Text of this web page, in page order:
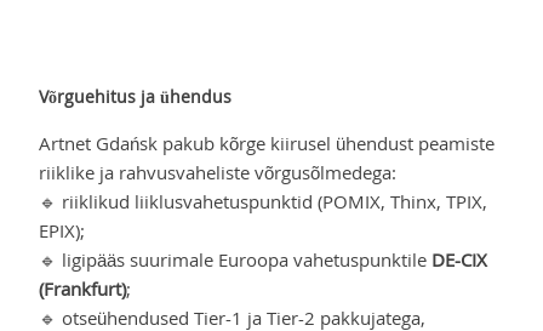
Võrguehitus ja ühendus
Artnet Gdańsk pakub kõrge kiirusel ühendust peamiste
riiklike ja rahvusvaheliste võrgusõlmedega:
🔹 riiklikud liiklusvahetuspunktid (POMIX, Thinx, TPIX,
EPIX);
🔹 ligipääs suurimale Euroopa vahetuspunktile DE-CIX
(Frankfurt);
🔹 otseühendused Tier-1 ja Tier-2 pakkujatega,